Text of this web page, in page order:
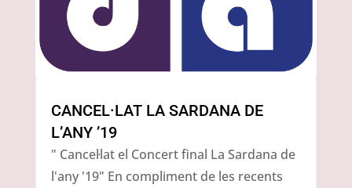
CANCEL·LAT LA SARDANA DE
L’ANY ’19
" Cancel·lat el Concert final La Sardana de
l'any '19" En compliment de les recents